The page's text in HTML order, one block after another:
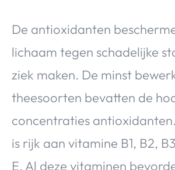
De antioxidanten
lichaam tegen schadelijke
ziek maken. De minst
theesoorten bevatten de
concentraties
is rijk aan vitamine B1, B2,
E. Al deze vitaminen